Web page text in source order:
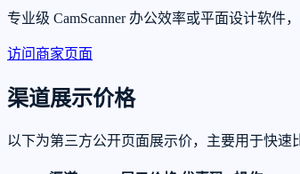
专业级 CamScanner 办公效率或平面设计软
访问商家页面
渠道展示价格
以下为第三方公开页面展示价，主要用于快速